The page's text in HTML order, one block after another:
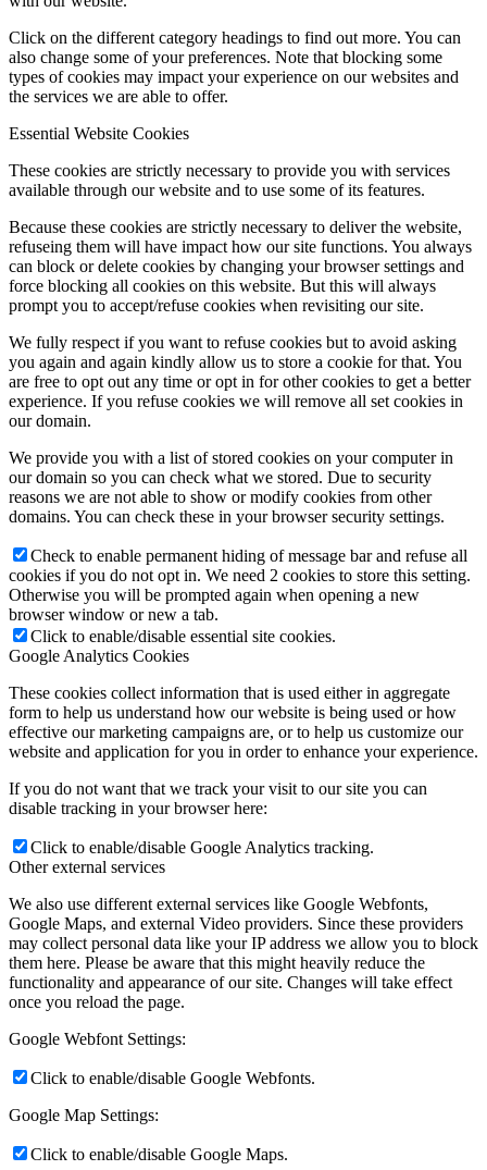
Click on the different category headings to find out more. You can
also change some of your preferences. Note that blocking some
types of cookies may impact your experience on our websites and
the services we are able to offer.
Essential Website Cookies
These cookies are strictly necessary to provide you with services
available through our website and to use some of its features.
Because these cookies are strictly necessary to deliver the website,
refuseing them will have impact how our site functions. You always
can block or delete cookies by changing your browser settings and
force blocking all cookies on this website. But this will always
prompt you to accept/refuse cookies when revisiting our site.
We fully respect if you want to refuse cookies but to avoid asking
you again and again kindly allow us to store a cookie for that. You
are free to opt out any time or opt in for other cookies to get a better
experience. If you refuse cookies we will remove all set cookies in
our domain.
We provide you with a list of stored cookies on your computer in
our domain so you can check what we stored. Due to security
reasons we are not able to show or modify cookies from other
domains. You can check these in your browser security settings.
Check to enable permanent hiding of message bar and refuse all
cookies if you do not opt in. We need 2 cookies to store this setting.
Otherwise you will be prompted again when opening a new
browser window or new a tab.
Click to enable/disable essential site cookies.
Google Analytics Cookies
These cookies collect information that is used either in aggregate
form to help us understand how our website is being used or how
effective our marketing campaigns are, or to help us customize our
website and application for you in order to enhance your experience.
If you do not want that we track your visit to our site you can
disable tracking in your browser here:
Click to enable/disable Google Analytics tracking.
Other external services
We also use different external services like Google Webfonts,
Google Maps, and external Video providers. Since these providers
may collect personal data like your IP address we allow you to block
them here. Please be aware that this might heavily reduce the
functionality and appearance of our site. Changes will take effect
once you reload the page.
Google Webfont Settings:
Click to enable/disable Google Webfonts.
Google Map Settings:
Click to enable/disable Google Maps.